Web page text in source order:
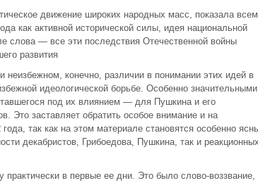
движение широких народных масс, показала
как активной исторической силы, идея национальной
слова — все эти последствия Отечественной войны
развития
конечно, различии в понимании этих идей в
идеологической борьбе. Особенно значительными
под их влиянием — для Пушкина и его
Это заставляет обратить особое внимание и на
так как на этом материале становятся особенно
декабристов, Грибоедова, Пушкина, так и реакционных
в первые ее дни. Это было слово-воззвание,